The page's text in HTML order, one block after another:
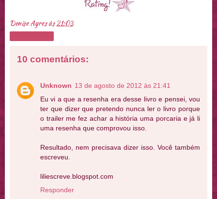
Denise Ayresàs21:03
10 comentários:
Unknown 13 de agosto de 2012 às 21:41
Eu vi a que a resenha era desse livro e pensei, vou
ter que dizer que pretendo nunca ler o livro porque
o trailer me fez achar a história uma porcaria e já li
uma resenha que comprovou isso.
Resultado, nem precisava dizer isso. Você também
escreveu.
liliescreve.blogspot.com
Responder